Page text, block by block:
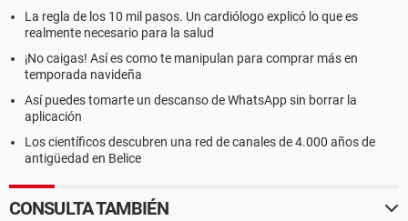
La regla de los 10 mil pasos. Un cardiólogo explicó lo que es
realmente necesario para la salud
¡No caigas! Así es como te manipulan para comprar más en
temporada navideña
Así puedes tomarte un descanso de WhatsApp sin borrar la
aplicación
Los científicos descubren una red de canales de 4.000 años de
antigüedad en Belice
CONSULTA TAMBIÉN